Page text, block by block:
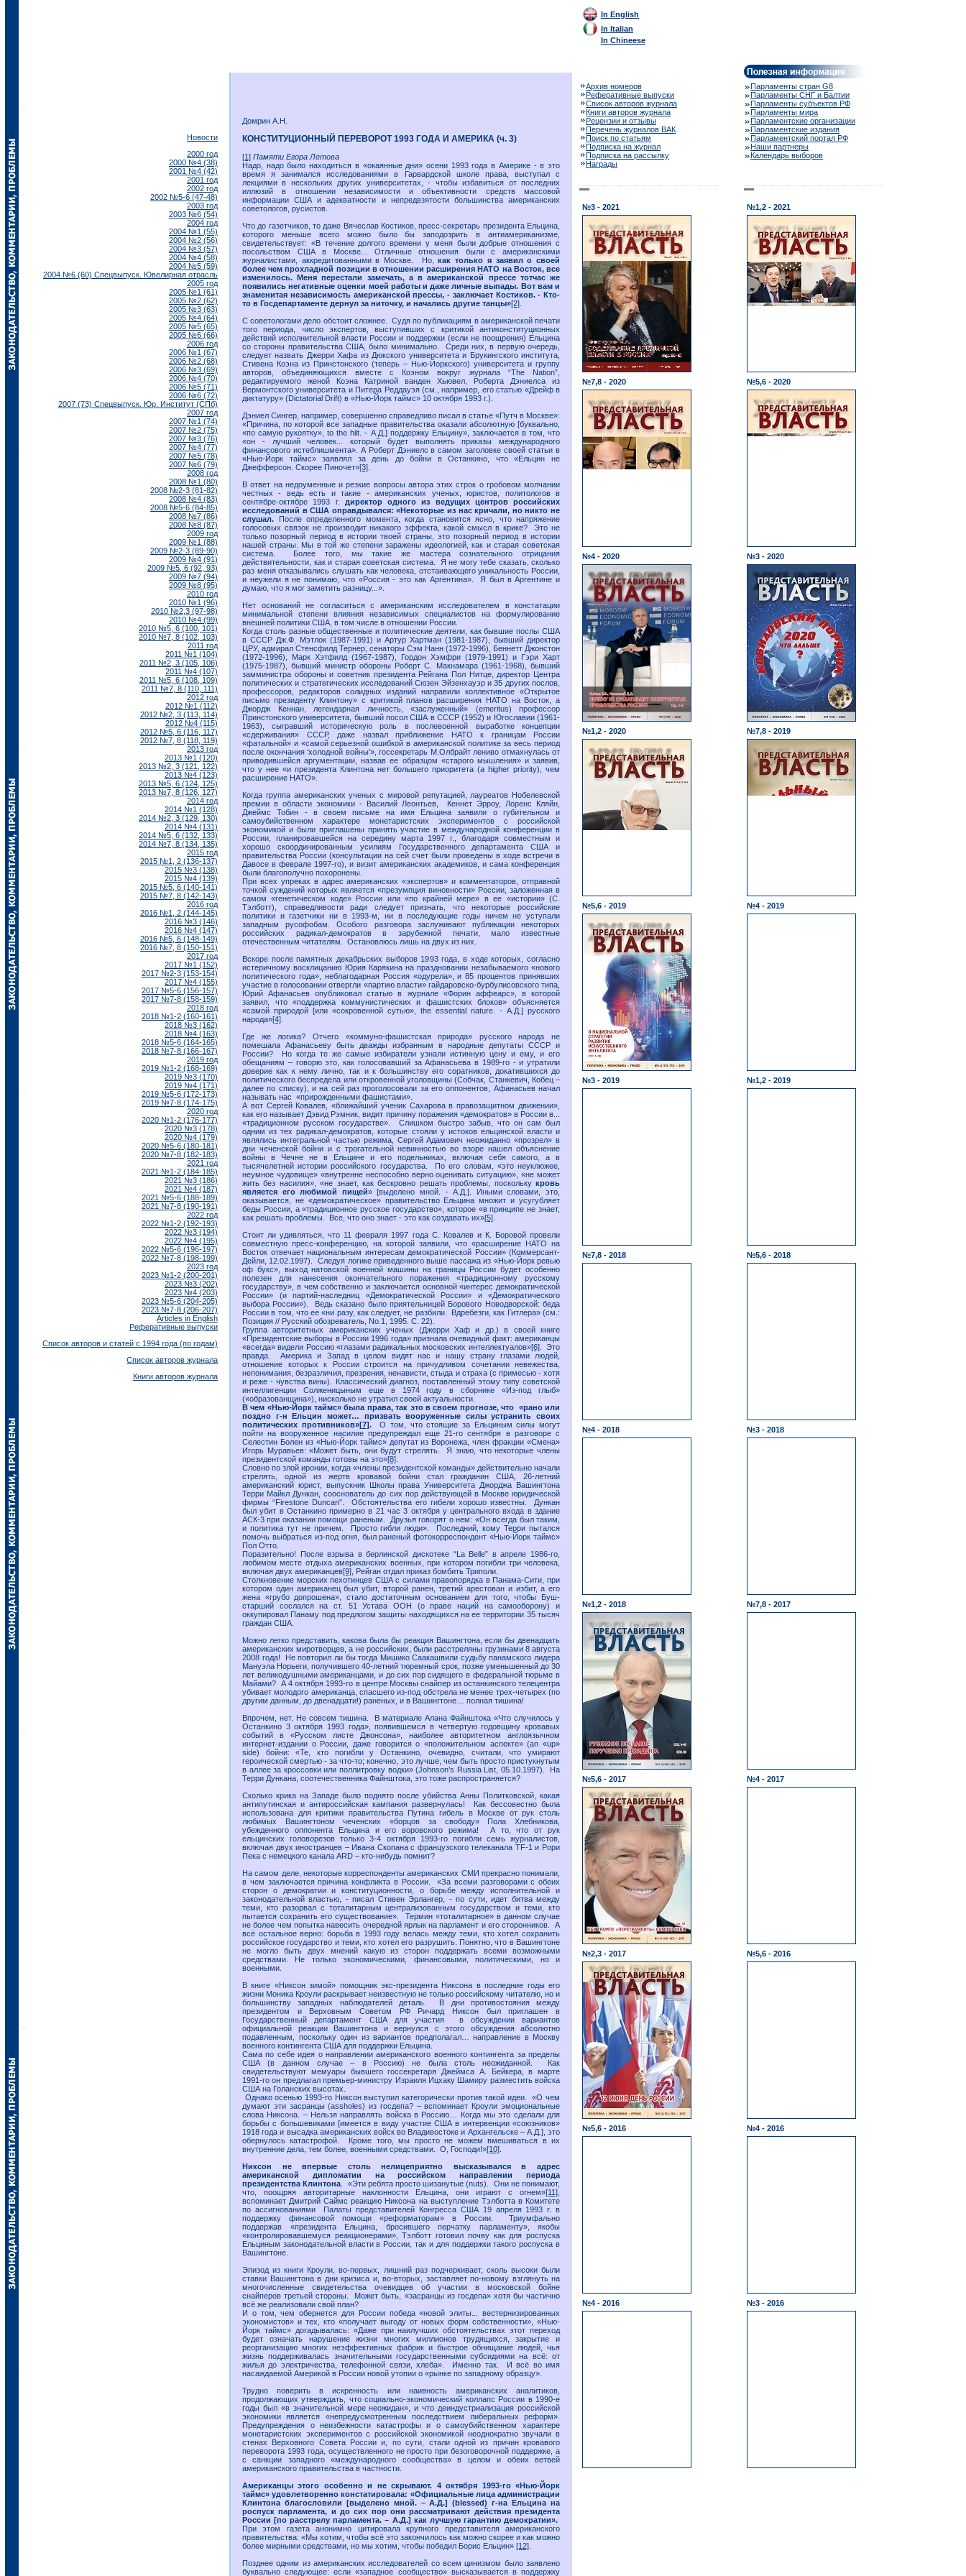
Новости
2000 год
2000 №4 (38)
2001 №4 (42)
2001 год
2002 год
2002 №5-6 (47-48)
2003 год
2003 №6 (54)
2004 год
2004 №1 (55)
2004 №2 (56)
2004 №3 (57)
2004 №4 (58)
2004 №5 (59)
2004 №6 (60) Спецвыпуск. Ювелирная отрасль
2005 год
2005 №1 (61)
2005 №2 (62)
2005 №3 (63)
2005 №4 (64)
2005 №5 (65)
2005 №6 (66)
2006 год
2006 №1 (67)
2006 №2 (68)
2006 №3 (69)
2006 №4 (70)
2006 №5 (71)
2006 №6 (72)
2007 (73) Спецвыпуск. Юр. Институт (СПб)
2007 год
2007 №1 (74)
2007 №2 (75)
2007 №3 (76)
2007 №4 (77)
2007 №5 (78)
2007 №6 (79)
2008 год
2008 №1 (80)
2008 №2-3 (81-82)
2008 №4 (83)
2008 №5-6 (84-85)
2008 №7 (86)
2008 №8 (87)
2009 год
2009 №1 (88)
2009 №2-3 (89-90)
2009 №4 (91)
2009 №5, 6 (92, 93)
2009 №7 (94)
2009 №8 (95)
2010 год
2010 №1 (96)
2010 №2,3 (97-98)
2010 №4 (99)
2010 №5, 6 (100, 101)
2010 №7, 8 (102, 103)
2011 год
2011 №1 (104)
2011 №2, 3 (105, 106)
2011 №4 (107)
2011 №5, 6 (108, 109)
2011 №7, 8 (110, 111)
2012 год
2012 №1 (112)
2012 №2, 3 (113, 114)
2012 №4 (115)
2012 №5, 6 (116, 117)
2012 №7, 8 (118, 119)
2013 год
2013 №1 (120)
2013 №2, 3 (121, 122)
2013 №4 (123)
2013 №5, 6 (124, 125)
2013 №7, 8 (126, 127)
2014 год
2014 №1 (128)
2014 №2, 3 (129, 130)
2014 №4 (131)
2014 №5, 6 (132, 133)
2014 №7, 8 (134, 135)
2015 год
2015 №1, 2 (136-137)
2015 №3 (138)
2015 №4 (139)
2015 №5, 6 (140-141)
2015 №7, 8 (142-143)
2016 год
2016 №1, 2 (144-145)
2016 №3 (146)
2016 №4 (147)
2016 №5, 6 (148-149)
2016 №7, 8 (150-151)
2017 год
2017 №1 (152)
2017 №2-3 (153-154)
2017 №4 (155)
2017 №5-6 (156-157)
2017 №7-8 (158-159)
2018 год
2018 №1-2 (160-161)
2018 №3 (162)
2018 №4 (163)
2018 №5-6 (164-165)
2018 №7-8 (166-167)
2019 год
2019 №1-2 (168-169)
2019 №3 (170)
2019 №4 (171)
2019 №5-6 (172-173)
2019 №7-8 (174-175)
2020 год
2020 №1-2 (176-177)
2020 №3 (178)
2020 №4 (179)
2020 №5-6 (180-181)
2020 №7-8 (182-183)
2021 год
2021 №1-2 (184-185)
2021 №3 (186)
2021 №4 (187)
2021 №5-6 (188-189)
2021 №7-8 (190-191)
2022 год
2022 №1-2 (192-193)
2022 №3 (194)
2022 №4 (195)
2022 №5-6 (196-197)
2022 №7-8 (198-199)
2023 год
2023 №1-2 (200-201)
2023 №3 (202)
2023 №4 (203)
2023 №5-6 (204-205)
2023 №7-8 (206-207)
Articles in English
Реферативные выпуски
Список авторов и статей с 1994 года (по годам)
Список авторов журнала
Книги авторов журнала
Домрин А.Н.
КОНСТИТУЦИОННЫЙ ПЕРЕВОРОТ 1993 ГОДА И АМЕРИКА (ч. 3)
[1] Памяти Егора Летова
Надо, надо было находиться в «окаянные дни» осени 1993 года в Америке - в это
время я занимался исследованиями в Гарвардской школе права, выступал с
лекциями в нескольких других университетах, - чтобы избавиться от последних
иллюзий в отношении независимости и объективности средств массовой
информации США и адекватности и непредвзятости большинства американских
советологов, русистов.
Что до газетчиков, то даже Вячеслав Костиков, пресс-секретарь президента Ельцина,
которого меньше всего можно было бы заподозрить в антиамериканизме,
свидетельствует: «В течение долгого времени у меня были добрые отношения с
посольством США в Москве... Отличные отношения были с американскими
журналистами, аккредитованными в Москве. Но,как только я заявил о своей
более чем прохладной позиции в отношении расширения НАТО на Восток, все
изменилось. Меня перестали замечать, а в американской прессе тотчас же
появились негативные оценки моей работы и даже личные выпады. Вот вам и
знаменитая независимость американской прессы, - заключает Костиков. - Кто-
то в Госдепартаменте дернул за ниточку, и начались другие танцы»[2]
С советологами дело обстоит сложнее. Судя по публикациям в американской печати
того периода, число экспертов, выступивших с критикой антиконституционных
действий исполнительной власти России и поддержки (если не поощрения) Ельцина
со стороны правительства США, было минимально. Среди них, в первую очередь,
следует назвать Джерри Хафа из Дюкского университета и Брукингского института,
Стивена Коэна из Принстонского (теперь – Нью-Йоркского) университета и группу
авторов, объединяющихся вместе с Коэном вокруг журнала “The Nation”,
редактируемого женой Коэна Катриной ванден Хьювел, Роберта Дэниелса из
Вермонтского университета и Питера Реддауэя (см., например, его статью «Дрейф в
диктатуру» (Dictatorial Drift) в «Нью-Йорк таймс» 10 октября 1993 г.).
Дэниел Сингер, например, совершенно справедливо писал в статье «Путч в Москве»:
«Причина, по которой все западные правительства оказали абсолютную [буквально,
«по самую рукоятку», to the hilt. - А.Д.] поддержку Ельцину», заключается в том, что
«он - лучший человек... который будет выполнять приказы международного
финансового истеблишмента». А Роберт Дэниелс в самом заголовке своей статьи в
«Нью-Йорк таймс» заявлял за день до бойни в Останкино, что «Ельцин не
Джефферсон. Скорее Пиночет»[3]
В ответ на недоуменные и резкие вопросы автора этих строк о гробовом молчании
честных - ведь есть и такие - американских ученых, юристов, политологов в
сентябре-октябре 1993 г.
директор одного из ведущих центров российских
исследований в США оправдывался: «Некоторые из нас кричали, но никто не
слушал. После определенного момента, когда становится ясно, что напряжение
голосовых связок не производит никакого эффекта, какой смысл в крике? Это не
только позорный период в истории твоей страны, это позорный период в истории
нашей страны. Мы в той же степени заражены идеологией, как и старая советская
система. Более того, мы такие же мастера сознательного отрицания
действительности, как и старая советская система. Я не могу тебе сказать, сколько
раз меня отказывались слушать как человека, отстаивающего уникальность России,
и неужели я не понимаю, что «Россия - это как Аргентина». Я был в Аргентине и
думаю, что я мог заметить разницу...».
Нет оснований не согласиться с американским исследователем в констатации
минимальной степени влияния независимых специалистов на формулирование
внешней политики США, в том числе в отношении России.
Когда cтоль разные общественные и политические деятели, как бывшие послы США
в СССР Дж.Ф. Мэтлок (1987-1991) и Артур Хартман (1981-1987), бывший директор
ЦРУ, адмирал Стенсфилд Тернер, сенаторы Сэм Нанн (1972-1996), Беннетт Джонстон
(1972-1996), Марк Хэтфилд (1967-1987), Гордон Хэмфри (1979-1991) и Гэри Харт
(1975-1987), бывший министр обороны Роберт С. Макнамара (1961-1968), бывший
замминистра обороны и советник президента Рейгана Пол Нитце, директор Центра
политических и стратегических исследований Сюзен Эйзенхауэр и 35 других послов,
профессоров, редакторов солидных изданий направили коллективное «Открытое
письмо президенту Клинтону» с критикой планов расширения НАТО на Восток, а
Джордж Кеннан, легендарная личность, «заслуженный» (emeritus) профессор
Принстонского университета, бывший посол США в СССР (1952) и Югославии (1961-
1963), сыгравший историческую роль в послевоенной выработке концепции
«сдерживания» СССР, даже назвал приближение НАТО к границам России
«фатальной» и «самой серьезной ошибкой в американской политике за весь период
после окончания ‘холодной войны’», госсекретарь М.Олбрайт лениво отмахнулась от
приводившейся аргументации, назвав ее образцом «старого мышления» и заявив,
что у нее «и президента Клинтона нет большего приоритета (a higher priority), чем
расширение НАТО».
Когда группа американских ученых с мировой репутацией, лауреатов Нобелевской
премии в области экономики - Василий Леонтьев, Кеннет Эрроу, Лоренс Кляйн,
Джеймс Тобин - в своем письме на имя Ельцина заявили о губительном и
самоубийственном характере монетаристских экспериментов с российской
экономикой и были приглашены принять участие в международной конференции в
России, планировавшейся на середину марта 1997 г., благодаря совместным и
хорошо скоординированным усилиям Государственного департамента США и
правительства России (консультации на сей счет были проведены в ходе встречи в
Давосе в феврале 1997-го), и визит американских академиков, и сама конференция
были благополучно похоронены.
При всех упреках в адрес американских «экспертов» и комментаторов, отправной
точкой суждений которых является «презумпция виновности» России, заложенная в
самом «генетическом коде» России или «по крайней мере» в ее «истории» (С.
Тэлботт), справедливости ради следует признать, что некоторые российские
политики и газетчики ни в 1993-м, ни в последующие годы ничем не уступали
западным русофобам. Особого разговора заслуживают публикации некоторых
российских радикал-демократов в зарубежной печати, мало известные
отечественным читателям. Остановлюсь лишь на двух из них.
Вскоре после памятных декабрьских выборов 1993 года, в ходе которых, согласно
истеричному восклицанию Юрия Карякина на праздновании незабываемого «нового
политического года», неблагодарная Россия «одурела», и 85 процентов принявших
участие в голосовании отвергли «партию власти» гайдаровско-бурбулисовского типа,
Юрий Афанасьев опубликовал статью в журнале «Форин аффеарс», в которой
заявил, что «поддержка коммунистических и фашистских блоков» объясняется
«самой природой [или «сокровенной сутью», the essential nature. - А.Д.] русского
народа»[4]
Где же логика? Отчего «коммуно-фашистская природа» русского народа не
помешала Афанасьеву быть дважды избранным в народные депутаты СССР и
России? Но когда те же самые избиратели узнали истинную цену и ему, и его
обещаниям – говорю это, как голосовавший за Афанасьева в 1989-го - и утратили
доверие как к нему лично, так и к большинству его соратников, докатившихся до
политического беспредела или откровенной уголовщины (Собчак, Станкевич, Кобец –
далее по списку), и на сей раз проголосовали за его оппонентов, Афанасьев начал
называть нас «прирожденными фашистами».
А вот Сергей Ковалев, «ближайший ученик Сахарова в правозащитном движении»,
как его называет Дэвид Рэмник, видит причину поражения «демократов» в России в...
«традиционном русском государстве». Слишком быстро забыв, что он сам был
одним из тех радикал-демократов, которые стояли у истоков ельцинской власти и
являлись интегральной частью режима, Сергей Адамович неожиданно «прозрел» в
дни чеченской бойни и с трогательной невинностью во взоре нашел объяснение
войны в Чечне не в Ельцине и его подельниках, включая себя самого, а в
тысячелетней истории российского государства. По его словам, «это неуклюжее,
неумное чудовище» «внутренне неспособно верно оценивать ситуацию», «не может
жить без насилия», «не знает, как бескровно решать проблемы, поскольку кровь
является его любимой пищей» [выделено мной. - А.Д.]. Иными словами, это,
оказывается, не «демократическое» правительство Ельцина множит и усугубляет
беды России, а «традиционное русское государство», которое «в принципе не знает,
как решать проблемы. Все, что оно знает - это как создавать их»[5]
Стоит ли удивляться, что 11 февраля 1997 года С. Ковалев и К. Боровой провели
совместную пресс-конференцию, на которой заявили, что «расширение НАТО на
Восток отвечает национальным интересам демократической России» (Коммерсант-
Дейли, 12.02.1997). Следуя логике приведенного выше пассажа из «Нью-Йорк ревью
оф букс», выход натовской военной машины на границы России будет особенно
полезен для нанесения окончательного поражения «традиционному русскому
государству», в чем собственно и заключается основной «интерес демократической
России» (и партий-наследниц «Демократической России» и «Демократического
выбора России»). Ведь сказано было приятельницей Борового Новодворской: беда
России в том, что ее «ни разу, как следует, не разбили. Вдребезги, как Гитлера» (см.:
Позиция // Русский обозреватель, No.1, 1995. С. 22).
Группа авторитетных американских ученых (Джерри Хаф и др.) в своей книге
«Президентские выборы в России 1996 года» признала очевидный факт: американцы
«всегда» видели Россию «глазами радикальных московских интеллектуалов»[6]. Это
правда. Америка и Запад в целом видят нас и нашу страну глазами людей,
отношение которых к России строится на причудливом сочетании невежества,
непонимания, безразличия, презрения, ненависти, стыда и страха (с примесью - хотя
и реже - чувства вины). Классический диагноз, поставленный этому типу советской
интеллигенции Солженицыным еще в 1974 году в сборнике «Из-под глыб»
(«образованщина»), нисколько не утратил своей актуальности.
В чем «Нью-Йорк таймс» была права, так это в своем прогнозе, что «рано или
поздно г-н Ельцин может… призвать вооруженные силы устранить своих
политических противников»[7].О том, что стоящие за Ельциным силы могут
пойти на вооруженное насилие предупреждал еще 21-го сентября в разговоре с
Селестин Болен из «Нью-Йорк таймс» депутат из Воронежа, член фракции «Смена»
Игорь Муравьев: «Может быть, они будут стрелять. Я знаю, что некоторые члены
президентской команды готовы на это»[8]
Словно по злой иронии, когда «члены президентской команды» действительно начали
стрелять, одной из жертв кровавой бойни стал гражданин США, 26-летний
американский юрист, выпускник Школы права Университета Джорджа Вашингтона
Терри Майкл Дункан, сооснователь до сих пор действующей в Москве юридической
фирмы “Firestone Duncan”. Обстоятельства его гибели хорошо известны. Дункан
был убит в Останкино примерно в 21 час 3 октября у центрального входа в здание
АСК-3 при оказании помощи раненым. Друзья говорят о нем: «Он всегда был таким,
и политика тут не причем. Просто гибли люди». Последний, кому Терри пытался
помочь выбраться из-под огня, был раненый фотокорреспондент «Нью-Йорк таймс»
Пол Отто.
Поразительно! После взрыва в берлинской дискотеке “La Belle” в апреле 1986-го,
любимом месте отдыха американских военных, при котором погибли три человека,
включая двух американцев[9] , Рейган отдал приказ бомбить Триполи.
Столкновение морских пехотинцев США с силами правопорядка в Панама-Сити, при
котором один американец был убит, второй ранен, третий арестован и избит, а его
жена «грубо допрошена», стало достаточным основанием для того, чтобы Буш-
старший сослался на ст. 51 Устава ООН (о праве наций на самооборону) и
оккупировал Панаму под предлогом защиты находящихся на ее территории 35 тысяч
граждан США.
Можно легко представить, какова была бы реакция Вашингтона, если бы двенадцать
американских миротворцев, а не российских, были расстреляны грузинами 8 августа
2008 года! Не повторил ли бы тогда Мишико Саакашвили судьбу панамского лидера
Мануэла Норьеги, получившего 40-летний тюремный срок, позже уменьшенный до 30
лет великодушными американцами, и до сих пор сидящего в федеральной тюрьме в
Майами? А 4 октября 1993-го в центре Москвы снайпер из останкинского телецентра
убивает молодого американца, спасшего из-под обстрела не менее трех-четырех (по
другим данным, до двенадцати!) раненых, и в Вашингтоне… полная тишина!
Впрочем, нет. Не совсем тишина. В материале Алана Файнштока «Что случилось у
Останкино 3 октября 1993 года», появившемся в четвертую годовщину кровавых
событий в «Русском листе Джонсона», наиболее авторитетном англоязычном
интернет-издании о России, даже говорится о «положительном аспекте» (an «up»
side) бойни: «Те, кто погибли у Останкино, очевидно, считали, что умирают
героической смертью - за что-то; конечно, это лучше, чем быть просто пристукнутым
в аллее за кроссовки или поллитровку водки» (Johnson’s Russia List, 05.10.1997). На
Терри Дункана, соотечественника Файнштока, это тоже распространяется?
Сколько крика на Западе было поднято после убийства Анны Политковской, какая
антипутинская и антироссийская кампания развернулась! Как бессовестно была
использована для критики правительства Путина гибель в Москве от рук столь
любимых Вашингтоном чеченских «борцов за свободу» Пола Хлебникова,
убежденного оппонента Ельцина и его воровского режима! А то, что от рук
ельцинских головорезов только 3-4 октября 1993-го погибли семь журналистов,
включая двух иностранцев – Ивана Скопана с французского телеканала TF-1 и Рори
Пека с немецкого канала ARD – кто-нибудь помнит?
На самом деле, некоторые корреспонденты американских СМИ прекрасно понимали,
в чем заключается причина конфликта в России. «За всеми разговорами с обеих
сторон о демократии и конституционности, о борьбе между исполнительной и
законодательной властью, - писал Стивен Эрлангер, - по сути, идет битва между
теми, кто разорвал с тоталитарным централизованным государством и теми, кто
пытается сохранить его существование». Термин «тоталитарное» в данном случае
не более чем попытка навесить очередной ярлык на парламент и его сторонников. А
всё остальное верно: борьба в 1993 году велась между теми, кто хотел сохранить
российское государство и теми, кто хотел его разрушить. Понятно, что в Вашингтоне
не могло быть двух мнений какую из сторон поддержать всеми возможными
средствами. Не только экономическими, финансовыми, политическими, но и
военными.
В книге «Никсон зимой» помощник экс-президента Никсона в последние годы его
жизни Моника Кроули раскрывает неизвестную не только российскому читателю, но и
большинству западных наблюдателей деталь. В дни противостояния между
президентом и Верховным Советом РФ Ричард Никсон был приглашен в
Государственный департамент США для участия в обсуждении вариантов
официальной реакции Вашингтона и вернулся с этого обсуждения абсолютно
подавленным, поскольку один из вариантов предполагал… направление в Москву
военного контингента США для поддержки Ельцина.
Сама по себе идея о направлении американского военного контингента за пределы
США (в данном случае – в Россию) не была столь неожиданной. Как
свидетельствуют мемуары бывшего госсекретаря Джеймса А. Бейкера, в марте
1991-го он предлагал премьер-министру Израиля Ицхаку Шамиру разместить войска
США на Голанских высотах.
Однако осенью 1993-го Никсон выступил категорически против такой идеи. «О чем
думают эти засранцы (assholes) из госдепа? – вспоминает Кроули эмоциональные
слова Никсона. – Нельзя направлять войска в Россию… Когда мы это сделали для
борьбы с большевиками [имеется в виду участие США в интервенции «союзников»
1918 года и высадка американских войск во Владивостоке и Архангельске – А.Д.], это
обернулось катастрофой. Кроме того, мы просто не можем вмешиваться в их
внутренние дела, тем более, военными средствами. О, Господи!»[10]
Никсон не впервые столь нелицеприятно высказывался в адрес
американской дипломатии на российском направлении периода
президентства Клинтона . «Эти ребята просто шизанутые (nuts). Они не понимают,
что, поощряя авторитарные наклонности Ельцина, они играют с огнем»[11]
вспоминает Дмитрий Саймс реакцию Никсона на выступление Тэлботта в Комитете
по ассигнованиями Палаты представителей Конгресса США 19 апреля 1993 г. в
поддержку финансовой помощи «реформаторам» в России. Триумфально
поддержав «президента Ельцина, бросившего перчатку парламенту», якобы
«контролировавшемуся реакционерами», Тэлботт готовил почву как для роспуска
Ельциным законодательной власти в России, так и для поддержки такого роспуска в
Вашингтоне.
Эпизод из книги Кроули, во-первых, лишний раз подчеркивает, сколь высоки были
ставки Вашингтона в дни кризиса и, во-вторых, заставляет по-новому взглянуть на
многочисленные свидетельства очевидцев об участии в московской бойне
снайперов третьей стороны. Может быть, «засранцы из госдепа» хотя бы частично
всё же реализовали свой план?
И о том, чем обернется для России победа «новой элиты... вестернизированных
экономистов» и тех, кто «получает выгоду от новых форм собственности», «Нью-
Йорк таймс» догадывалась: «Даже при наилучших обстоятельствах этот переход
будет означать нарушение жизни многих миллионов трудящихся, закрытие и
реорганизацию многих неэффективных фабрик и быстрое обнищание людей, чья
жизнь поддерживалась значительными государственными субсидиями на всё: от
жилья до электричества, телефонной связи, хлеба». Именно так. И всё во имя
насаждаемой Америкой в России новой утопии о «рынке по западному образцу».
Трудно поверить в искренность или наивность американских аналитиков,
продолжающих утверждать, что социально-экономический коллапс России в 1990-е
годы был «в значительной мере неожидан», и что деиндустриализация российской
экономики является «непредусмотренным последствием либеральных реформ».
Предупреждения о неизбежности катастрофы и о самоубийственном характере
монетаристских экспериментов с российской экономикой неоднократно звучали в
стенах Верховного Совета России и, по сути, стали одной из причин кровавого
переворота 1993 года, осуществленного не просто при безоговорочной поддержке, а
с санкции западного «международного сообщества» в целом и обеих ветвей
американского правительства в частности.
Американцы этого особенно и не скрывают. 4 октября 1993-го «Нью-Йорк
таймс» удовлетворенно констатировала: «Официальные лица администрации
Клинтона благословили [выделено мной. – А.Д.] (blessed) г-на Ельцина на
роспуск парламента, и до сих пор они рассматривают действия президента
России [по расстрелу парламента. – А.Д.] как лучшую гарантию демократии».
При этом газета анонимно цитировала крупного представителя американского
правительства: «Мы хотим, чтобы всё это закончилось как можно скорее и как можно
более мирными средствами, но мы хотим, чтобы победил Борис Ельцин» [12]
Позднее одним из американских исследователей со всем цинизмом было заявлено
буквально следующее: если «западное сообщество» высказывается в поддержку
In English
In Italian
In Chineese
Архив номеров
Реферативные выпуски
Список авторов журнала
Книги авторов журнала
Рецензии и отзывы
Перечень журналов ВАК
Поиск по статьям
Подписка на журнал
Подписка на рассылку
Награды
Парламенты стран G8
Парламенты СНГ и Балтии
Парламенты субъектов РФ
Парламенты мира
Парламентские организации
Парламентские издания
Парламентский портал РФ
Наши партнеры
Календарь выборов
№3 - 2021 №1,2 - 2021
№7,8 - 2020 №5,6 - 2020
№4 - 2020 №3 - 2020
№1,2 - 2020 №7,8 - 2019
№5,6 - 2019 №4 - 2019
№3 - 2019 №1,2 - 2019
№7,8 - 2018 №5,6 - 2018
№4 - 2018 №3 - 2018
№1,2 - 2018 №7,8 - 2017
№5,6 - 2017 №4 - 2017
№2,3 - 2017 №5,6 - 2016
№5,6 - 2016 №4 - 2016
№4 - 2016 №3 - 2016